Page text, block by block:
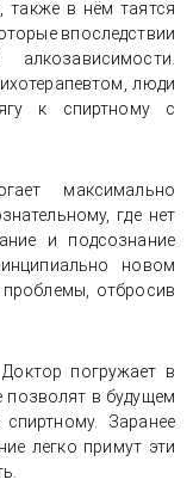
также в нём таятся
впоследствии
люди
к спиртному с
максимально
где нет
и подсознание
новом
отбросив
погружает в
позволят в будущем
Заранее
легко примут эти